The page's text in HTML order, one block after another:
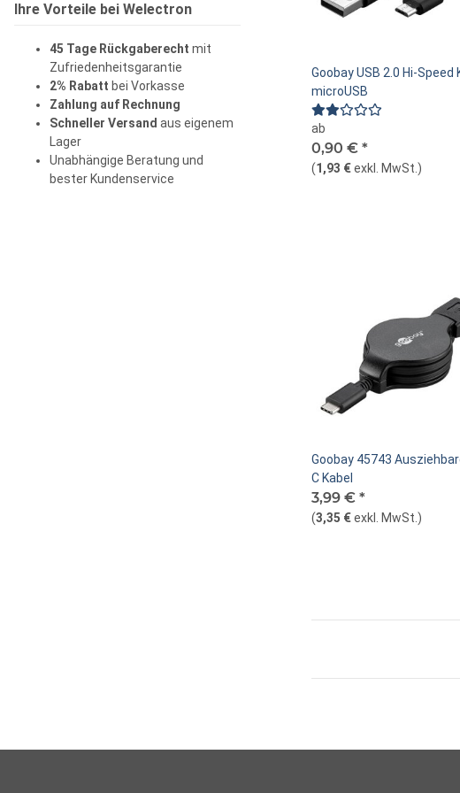
Goobay USB 2.0 Hi-Speed
microUSB
ab
0,90 € *
(1,93 €exkl. MwSt. )
Goobay 45743
C Kabel
3,99 € *
(3,35 €exkl. MwSt. )
Ihre Vorteile bei Welectron
45 Tage Rückgaberecht mit
Zufriedenheitsgarantie
2% Rabatt bei Vorkasse
Zahlung auf Rechnung
Schneller Versand aus eigenem
Lager
Unabhängige Beratung und
bester Kundenservice